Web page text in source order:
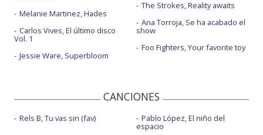
Melanie Martinez, Hades
Carlos Vives, El último disco
Vol. 1
Jessie Ware, Superbloom
The Strokes, Reality awaits
Ana Torroja, Se ha acabado el
show
Foo Fighters, Your favorite toy
CANCIONES
Rels B, Tu vas sin (fav) Pablo López, El niño del
espacio